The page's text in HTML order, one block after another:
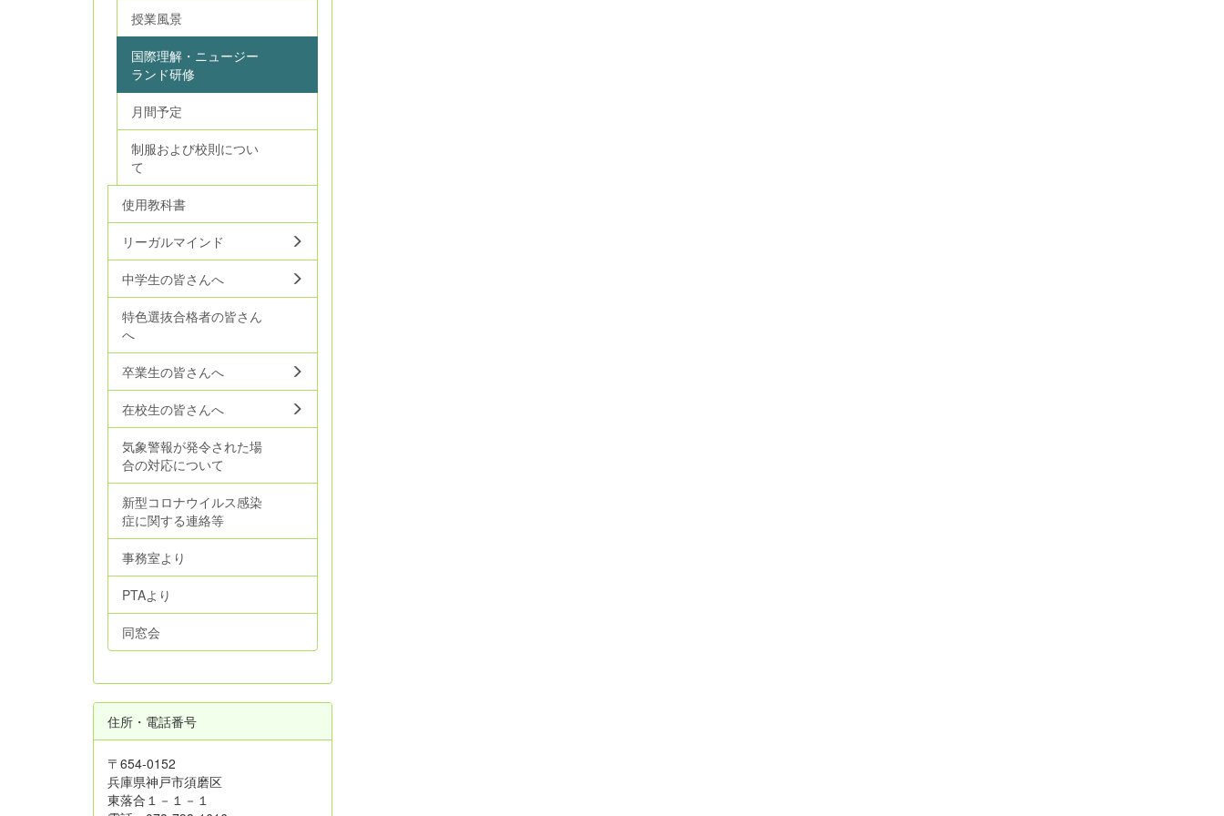
授業風景
国際理解・ニュージー
ランド研修
月間予定
制服および校則につい
て
使用教科書
リーガルマインド
中学生の皆さんへ
特色選抜合格者の皆さん
へ
卒業生の皆さんへ
在校生の皆さんへ
気象警報が発令された場
合の対応について
新型コロナウイルス感染
症に関する連絡等
事務室より
PTAより
同窓会
住所・電話番号
〒654-0152
兵庫県神戸市須磨区
東落合１－１－１